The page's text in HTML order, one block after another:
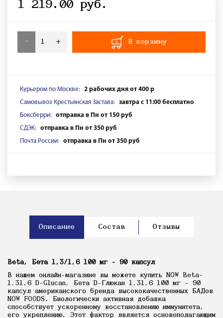
1 219.00 руб.
- + В корзину
Курьером по Москве:
2 рабочих дня от 400 р
Самовывоз Крестьянская Застава:
завтра с 11:00 бесплатно
Боксберри:
отправка в Пн от 150 руб
СДЭК:
отправка в Пн от 350 руб
Почта России:
отправка в Пн от 350 руб
Описание Состав Отзывы
Beta, Бета 1,3/1,6 100 мг - 90 капсул
В нашем онлайн-магазине вы можете купить NOW Beta-
1,31,6 D-Glucan, Бета D-Глюкан 1,31,6 100 мг - 90
капсул американского бренда высококачественных БАДов
NOW FOODS. Биологически активная добавка
способствует ускоренному восстановлению иммунитета,
его укреплению. Этот фактор является основополагающим